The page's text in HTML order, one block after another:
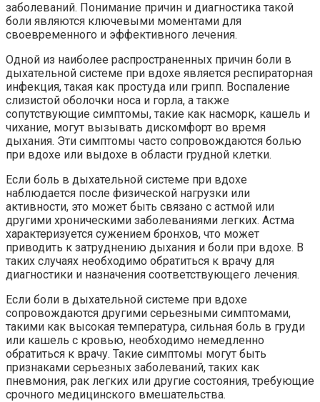
заболеваний. Понимание причин и диагностика такой
боли являются ключевыми моментами для
своевременного и эффективного лечения.
Одной из наиболее распространенных причин боли в
дыхательной системе при вдохе является респираторная
инфекция, такая как простуда или грипп. Воспаление
слизистой оболочки носа и горла, а также
сопутствующие симптомы, такие как насморк, кашель и
чихание, могут вызывать дискомфорт во время
дыхания. Эти симптомы часто сопровождаются болью
при вдохе или выдохе в области грудной клетки.
Если боль в дыхательной системе при вдохе
наблюдается после физической нагрузки или
активности, это может быть связано с астмой или
другими хроническими заболеваниями легких. Астма
характеризуется сужением бронхов, что может
приводить к затруднению дыхания и боли при вдохе. В
таких случаях необходимо обратиться к врачу для
диагностики и назначения соответствующего лечения.
Если боли в дыхательной системе при вдохе
сопровождаются другими серьезными симптомами,
такими как высокая температура, сильная боль в груди
или кашель с кровью, необходимо немедленно
обратиться к врачу. Такие симптомы могут быть
признаками серьезных заболеваний, таких как
пневмония, рак легких или другие состояния, требующие
срочного медицинского вмешательства.